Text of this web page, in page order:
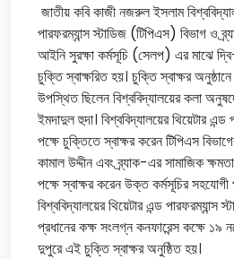
জাতীয় কবি কাজী নজরুল ইসলাম
পারফরম্যান্স স্টাডিজ (টিপিএস) বিভাগ ও
আইনি সুরক্ষা কর্মসূচি (সেলপ) এর মাঝে
চুক্তি স্বাক্ষরিত হয়। চুক্তি স্বাক্ষর
উপস্থিত ছিলেন বিশ্ববিদ্যালয়ের কলা
ইমদাদুল হুদা। বিশ্ববিদ্যালয়ের থিয়েটার এন্ড
পক্ষে চুক্তিতে স্বাক্ষর করেন টিপিএস
কামাল উদ্দীন এবং ব্র্যাক-এর সামাজিক
পক্ষে স্বাক্ষর করেন উক্ত কর্মসূচির সহযোগী
বিশ্ববিদ্যালয়ের থিয়েটার এন্ড পারফরম্যান্স
প্রধানের কক্ষ সংলগ্ন কনফারেন্স কক্ষে ১৯
দুপুরে এই চুক্তি স্বাক্ষর অনুষ্ঠিত হয়।